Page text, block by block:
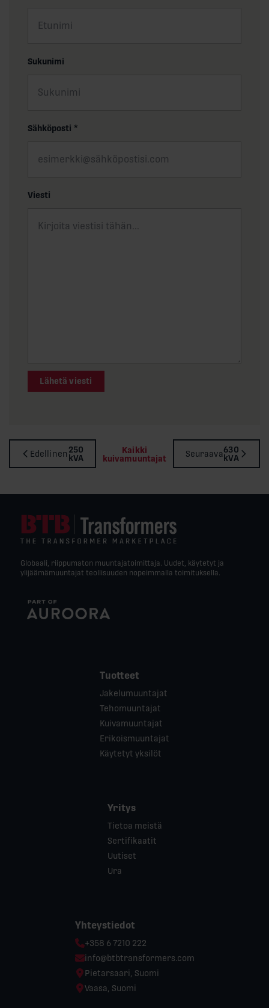
Sukunimi
Sähköposti *
Viesti
Lähetä viesti
Edellinen 250
kVA
Kaikki
kuivamuuntajat
Seuraava630
kVA
Globaali, riippumaton muuntajatoimittaja. Uudet, käytetyt ja
ylijäämämuuntajat teollisuuden nopeimmalla toimituksella.
Tuotteet
Jakelumuuntajat
Tehomuuntajat
Kuivamuuntajat
Erikoismuuntajat
Käytetyt yksilöt
Yritys
Tietoa meistä
Sertifikaatit
Uutiset
Ura
Yhteystiedot
Phone:
+358 6 7210 222
Email:
info@btbtransformers.com
Location:
Pietarsaari, Suomi
Location:
Vaasa, Suomi